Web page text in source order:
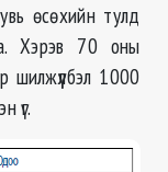
өсөхийн тулд
Хэрэв 70 оны
шилжүүлбэл 1000
үг.